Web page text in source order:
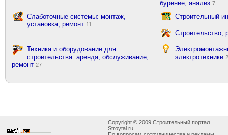
бурение, анализ 7
Слаботочные системы: монтаж,
установка, ремонт 11
Строительный
Строительство,
Техника и оборудование для
строительства: аренда, обслуживание,
ремонт 27
электротехники
Copyright © 2009 Строительный портал
Stroytal.ru